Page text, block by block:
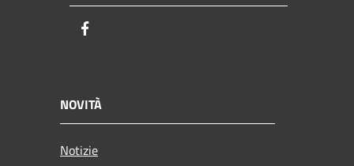
NOVITÀ
Notizie